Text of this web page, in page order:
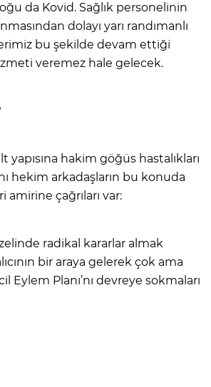
da Kovid. Sağlık personelinin
dolayı yarı randımanlı
bu şekilde devam ettiği
veremez hale gelecek.
yapısına hakim göğüs hastalıkları
hekim arkadaşların bu konuda
çağrıları var:
radikal kararlar almak
bir araya gelerek çok ama
Eylem Planı’nı devreye sokmaları